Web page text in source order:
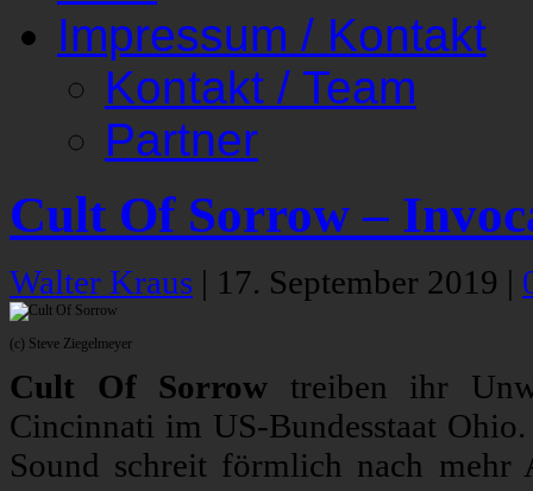
Impressum / Kontakt
Kontakt / Team
Partner
Cult Of Sorrow –
Walter Kraus | 17. September 2019 |
(c) Steve Ziegelmeyer
Cult Of Sorrow treiben ihr
Cincinnati im US-Bundesstaat
Sound schreit förmlich nach mehr